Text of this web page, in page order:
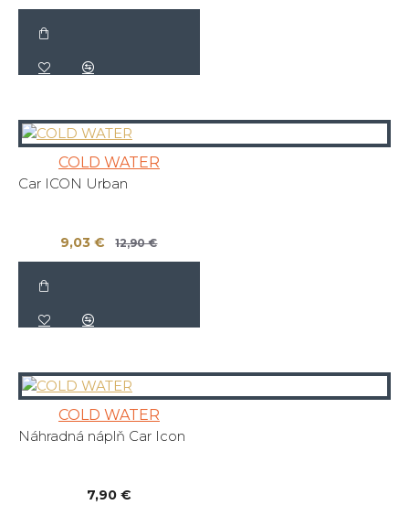
COLD WATER
Car ICON Urban
9,03 € 12,90 €
COLD WATER
Náhradná náplň Car Icon
7,90 €